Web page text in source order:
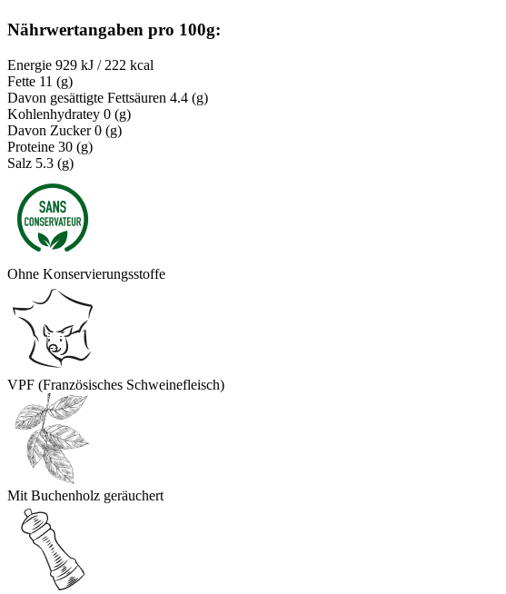
Nährwertangaben pro 100g:
Energie 929 kJ / 222 kcal
Fette 11 (g)
Davon gesättigte Fettsäuren 4.4 (g)
Kohlenhydratey 0 (g)
Davon Zucker 0 (g)
Proteine 30 (g)
Salz 5.3 (g)
Ohne Konservierungsstoffe
VPF (Französisches Schweinefleisch)
Mit Buchenholz geräuchert